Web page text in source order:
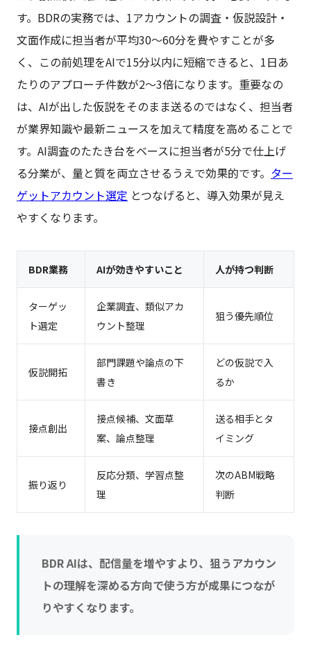
す。BDRの実務では、1アカウントの調査・仮説設計・
文面作成に担当者が平均30〜60分を費やすことが多
く、この前処理をAIで15分以内に短縮できると、1日あ
たりのアプローチ件数が2〜3倍になります。重要なの
は、AIが出した仮説をそのまま送るのではなく、担当者
が業界知識や最新ニュースを加えて精度を高めることで
す。AI調査のたたき台をベースに担当者が5分で仕上げ
る分業が、量と質を両立させるうえで効果的です。 ター
ゲットアカウント選定 とつなげると、導入効果が見え
やすくなります。
BDR業務 AIが効きやすいこと 人が持つ判断
ターゲッ
ト選定
企業調査、類似アカ
ウント整理
狙う優先順位
仮説開拓
部門課題や論点の下
書き
どの仮説で入
るか
接点創出
接点候補、文面草
案、論点整理
送る相手とタ
イミング
振り返り
反応分類、学習点整
理
次のABM戦略
判断
BDR AIは、配信量を増やすより、狙うアカウン
トの理解を深める方向で使う方が成果につなが
りやすくなります。